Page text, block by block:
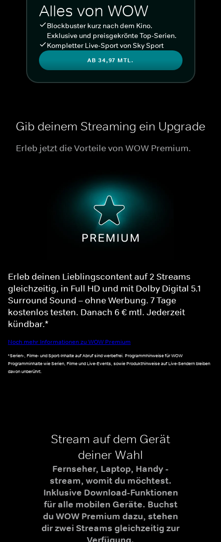
Alles von WOW
Blockbuster kurz nach dem Kino.
Exklusive und preisgekrönte Top-Serien.
Kompletter Live-Sport von Sky Sport
AB 34,97 MTL.
Gib deinem Streaming ein Upgrade
Erleb jetzt die Vorteile von WOW Premium.
Erleb deinen Lieblingscontent auf 2 Streams
gleichzeitig, in Full HD und mit Dolby Digital 5.1
Surround Sound – ohne Werbung. 7 Tage
kostenlos testen. Danach 6 € mtl. Jederzeit
kündbar.*
Noch mehr Informationen zu WOW Premium
*Serien-, Filme- und Sport-Inhalte auf Abruf sind werbefrei. Programmhinweise für WOW
Programminhalte wie Serien, Filme und Live-Events, sowie Produkthinweise auf Live-Sendern bleiben
davon unberührt.
Stream auf dem Gerät
deiner Wahl
Fernseher, Laptop, Handy -
stream, womit du möchtest.
Inklusive Download-Funktionen
für alle mobilen Geräte. Buchst
du WOW Premium dazu, stehen
dir zwei Streams gleichzeitig zur
Verfügung.